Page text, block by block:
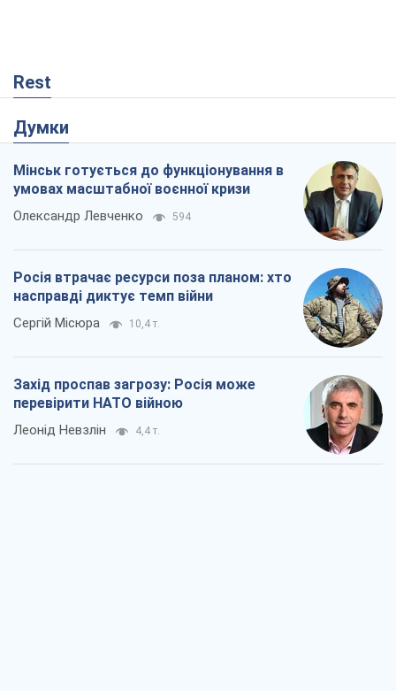
Rest
Думки
Мінськ готується до функціонування в
умовах масштабної воєнної кризи
Олександр Левченко 594
Росія втрачає ресурси поза планом: хто
насправді диктує темп війни
Сергій Місюра 10,4 т.
Захід проспав загрозу: Росія може
перевірити НАТО війною
Леонід Невзлін 4,4 т.